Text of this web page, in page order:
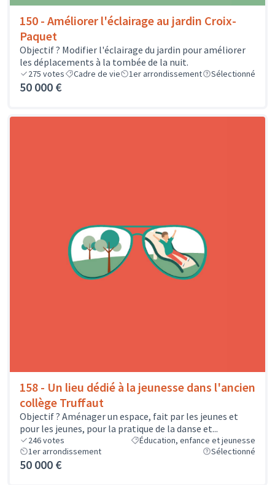
150 - Améliorer l'éclairage au jardin Croix-
Paquet
Objectif ? Modifier l'éclairage du jardin pour améliorer
les déplacements à la tombée de la nuit.
275 votes Cadre de vie 1er arrondissement Sélectionné
50 000 €
158 - Un lieu dédié à la jeunesse dans l'ancien
collège Truffaut
Objectif ? Aménager un espace, fait par les jeunes et
pour les jeunes, pour la pratique de la danse et...
246votes
Éducation, enfance et jeunesse
1er arrondissement
Sélectionné
50 000 €